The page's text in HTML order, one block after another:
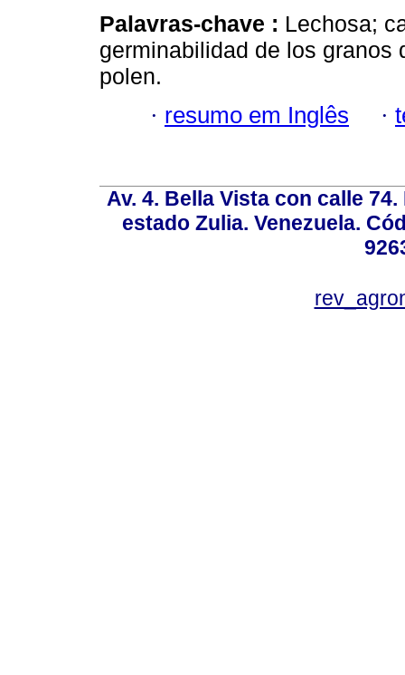
Palavras-chave : Lechosa;
germinabilidad de los granos
polen.
· resumo em Inglês ·
Av. 4. Bella Vista con calle
estado Zulia. Venezuela.